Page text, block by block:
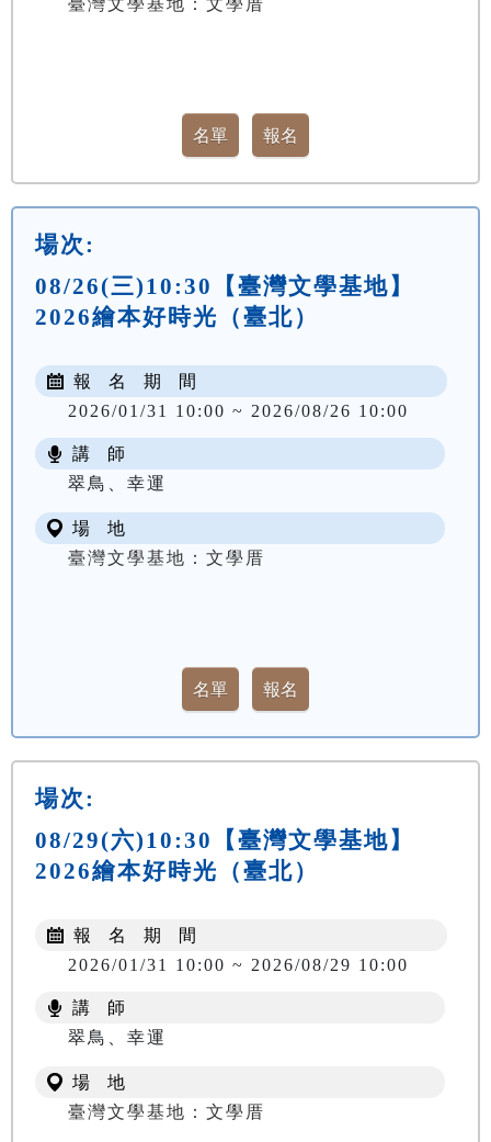
臺灣文學基地：文學厝
場次:
08/26(三)10:30【臺灣文學基地】
2026繪本好時光（臺北）
報 名 期 間
2026/01/31 10:00 ~ 2026/08/26 10:00
講 師
翠鳥、幸運
場 地
臺灣文學基地：文學厝
場次:
08/29(六)10:30【臺灣文學基地】
2026繪本好時光（臺北）
報 名 期 間
2026/01/31 10:00 ~ 2026/08/29 10:00
講 師
翠鳥、幸運
場 地
臺灣文學基地：文學厝